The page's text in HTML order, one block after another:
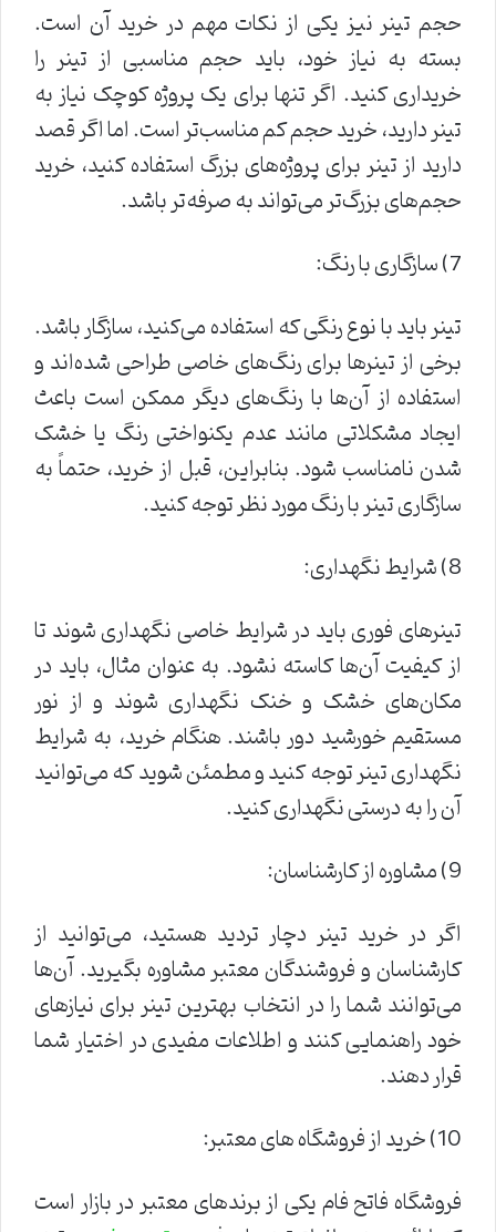
حجم تینر نیز یکی از نکات مهم در خرید آن است.
بسته به نیاز خود، باید حجم مناسبی از تینر را
خریداری کنید. اگر تنها برای یک پروژه کوچک نیاز به
تینر دارید، خرید حجم کم مناسب‌تر است. اما اگر قصد
دارید از تینر برای پروژه‌های بزرگ استفاده کنید، خرید
حجم‌های بزرگ‌تر می‌تواند به صرفه‌تر باشد.
7) سازگاری با رنگ:
تینر باید با نوع رنگی که استفاده می‌کنید، سازگار باشد.
برخی از تینرها برای رنگ‌های خاصی طراحی شده‌اند و
استفاده از آن‌ها با رنگ‌های دیگر ممکن است باعث
ایجاد مشکلاتی مانند عدم یکنواختی رنگ یا خشک
شدن نامناسب شود. بنابراین، قبل از خرید، حتماً به
سازگاری تینر با رنگ مورد نظر توجه کنید.
8) شرایط نگهداری:
تینرهای فوری باید در شرایط خاصی نگهداری شوند تا
از کیفیت آن‌ها کاسته نشود. به عنوان مثال، باید در
مکان‌های خشک و خنک نگهداری شوند و از نور
مستقیم خورشید دور باشند. هنگام خرید، به شرایط
نگهداری تینر توجه کنید و مطمئن شوید که می‌توانید
آن را به درستی نگهداری کنید.
9) مشاوره از کارشناسان:
اگر در خرید تینر دچار تردید هستید، می‌توانید از
کارشناسان و فروشندگان معتبر مشاوره بگیرید. آن‌ها
می‌توانند شما را در انتخاب بهترین تینر برای نیازهای
خود راهنمایی کنند و اطلاعات مفیدی در اختیار شما
قرار دهند.
10) خرید از فروشگاه های معتبر:
فروشگاه فاتح فام یکی از برندهای معتبر در بازار است